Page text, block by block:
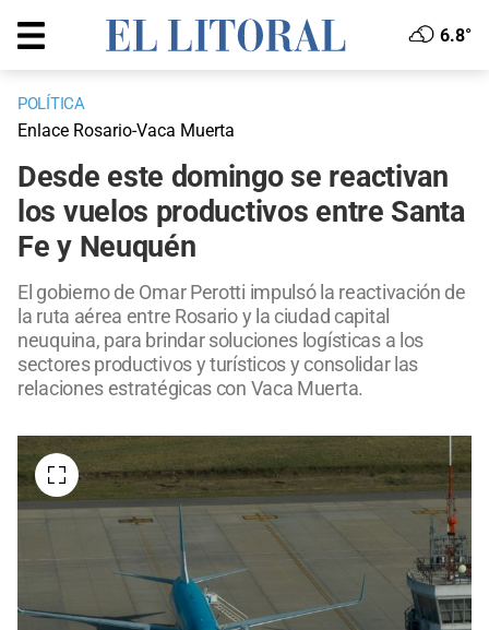
6.8°
POLÍTICA
Enlace Rosario-Vaca Muerta
Desde este domingo se reactivan
los vuelos productivos entre Santa
Fe y Neuquén
El gobierno de Omar Perotti impulsó la reactivación de
la ruta aérea entre Rosario y la ciudad capital
neuquina, para brindar soluciones logísticas a los
sectores productivos y turísticos y consolidar las
relaciones estratégicas con Vaca Muerta.